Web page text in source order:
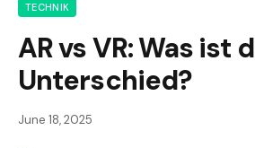
TECHNIK
AR vs VR: Was ist
Unterschied?
June 18, 2025